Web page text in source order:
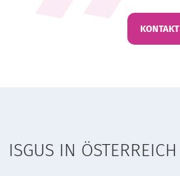
KONTAKT
ISGUS IN ÖSTERREICH